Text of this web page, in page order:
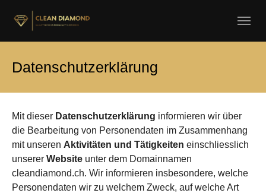
Daten­schutz­erklärung
Mit dieser Daten­schutz­erklärung informieren wir über
die Bearbeitung von Personen­daten im Zusammenhang
mit unseren Aktivitäten und Tätigkeiten einschliesslich
unserer Website unter dem Domain­namen
cleandiamond.ch. Wir informieren insbesondere, welche
Personendaten wir zu welchem Zweck, auf welche Art